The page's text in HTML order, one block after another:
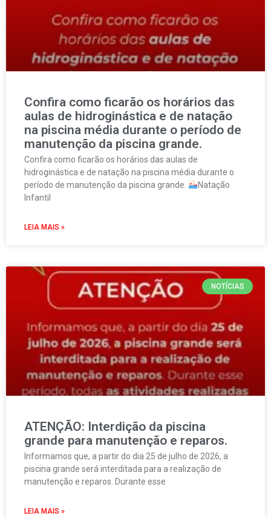
Confira como ficarão os horários das
aulas de hidroginástica e de natação
na piscina média durante o período de
manutenção da piscina grande.
Confira como ficarão os horários das aulas de
hidroginástica e de natação na piscina média durante o
período de manutenção da piscina grande.
Natação
Infantil
LEIA MAIS »
NOTÍCIAS
ATENÇÃO: Interdição da piscina
grande para manutenção e reparos.
Informamos que, a partir do dia 25 de julho de 2026, a
piscina grande será interditada para a realização de
manutenção e reparos. Durante esse
LEIA MAIS »